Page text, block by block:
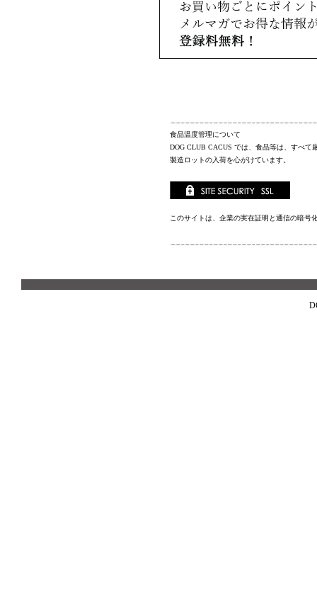
食品温度管理について
DOG CLUB CACUS では、食品等は、すべて
製造ロットの入荷を心がけています。
このサイトは、企業の実在証明と通信の暗号